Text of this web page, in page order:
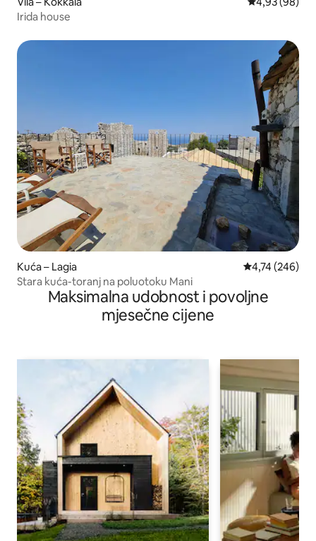
Irida house
Kuća – Lagia Prosječna
4,74 (246)
Stara kuća-toranj na poluotoku Mani
Maksimalna udobnost i povoljne
mjesečne cijene